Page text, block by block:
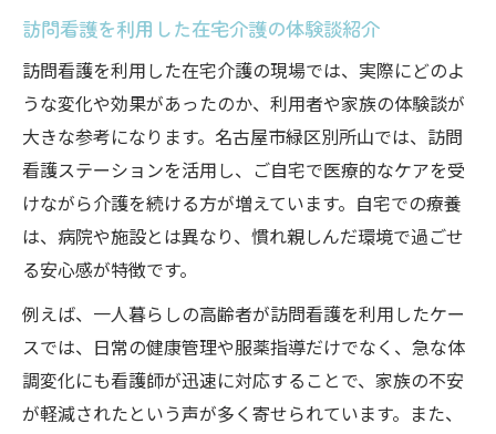
訪問看護を利用した在宅介護の体験談紹介
訪問看護を利用した在宅介護の現場では、実際にどのよ
うな変化や効果があったのか、利用者や家族の体験談が
大きな参考になります。名古屋市緑区別所山では、訪問
看護ステーションを活用し、ご自宅で医療的なケアを受
けながら介護を続ける方が増えています。自宅での療養
は、病院や施設とは異なり、慣れ親しんだ環境で過ごせ
る安心感が特徴です。
例えば、一人暮らしの高齢者が訪問看護を利用したケー
スでは、日常の健康管理や服薬指導だけでなく、急な体
調変化にも看護師が迅速に対応することで、家族の不安
が軽減されたという声が多く寄せられています。また、